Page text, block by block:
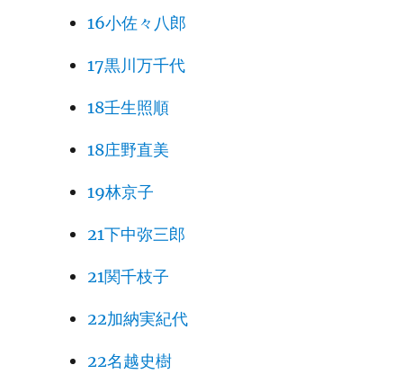
16小佐々八郎
17黒川万千代
18壬生照順
18庄野直美
19林京子
21下中弥三郎
21関千枝子
22加納実紀代
22名越史樹